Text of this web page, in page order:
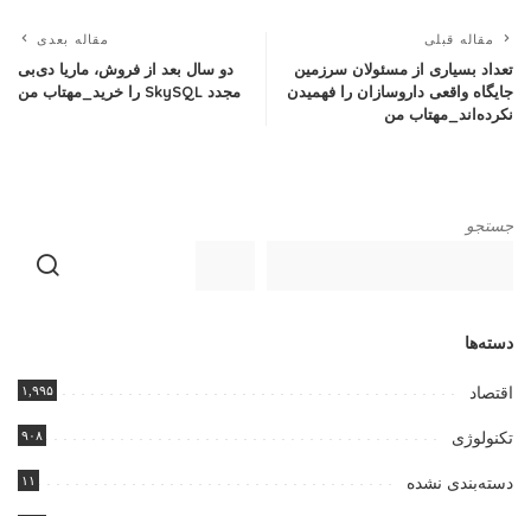
مقاله قبلی
تعداد بسیاری از مسئولان سرزمین
جایگاه واقعی داروسازان را فهمیدن
نکرده‌اند_مهتاب من
مقاله بعدی
دو سال بعد از فروش، ماریا دی‌بی
مجدد SkySQL را خرید_مهتاب من
جستجو
دسته‌ها
اقتصاد ۱,۹۹۵
تکنولوژی ۹۰۸
دسته‌بندی نشده ۱۱